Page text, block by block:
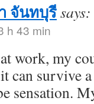
จันทบุรีsays:
h 43 min
work, my
can survive
sensation.